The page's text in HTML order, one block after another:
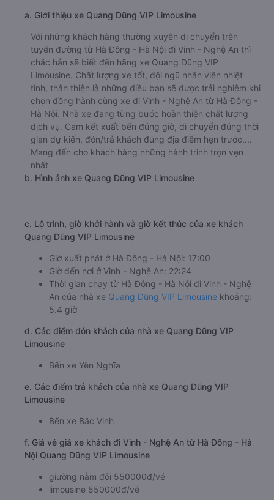
a. Giới thiệu xe Quang Dũng VIP Limousine
Với những khách hàng thường xuyên di chuyển trên
tuyến đường từ Hà Đông - Hà Nội đi Vinh - Nghệ An thì
chắc hẳn sẽ biết đến hãng xe Quang Dũng VIP
Limousine. Chất lượng xe tốt, đội ngũ nhân viên nhiệt
tình, thân thiện là những điều bạn sẽ được trải nghiệm khi
chọn đồng hành cùng xe đi Vinh - Nghệ An từ Hà Đông -
Hà Nội. Nhà xe đang từng bước hoàn thiện chất lượng
dịch vụ. Cam kết xuất bến đúng giờ, di chuyển đúng thời
gian dự kiến, đón/trả khách đúng địa điểm hẹn trước,...
Mang đến cho khách hàng những hành trình trọn vẹn
nhất
b. Hình ảnh xe Quang Dũng VIP Limousine
c. Lộ trình, giờ khởi hành và giờ kết thúc của xe khách
Quang Dũng VIP Limousine
Giờ xuất phát ở Hà Đông - Hà Nội: 17:00
Giờ đến nơi ở Vinh - Nghệ An: 22:24
Thời gian chạy từ Hà Đông - Hà Nội đi Vinh - Nghệ
An của nhà xe Quang Dũng VIP Limousine khoảng:
5.4 giờ
d. Các điểm đón khách của nhà xe Quang Dũng VIP
Limousine
Bến xe Yên Nghĩa
e. Các điểm trả khách của nhà xe Quang Dũng VIP
Limousine
Bến xe Bắc Vinh
f. Giá vé giá xe khách đi Vinh - Nghệ An từ Hà Đông - Hà
Nội Quang Dũng VIP Limousine
giường nằm đôi 550000đ/vé
limousine 550000đ/vé